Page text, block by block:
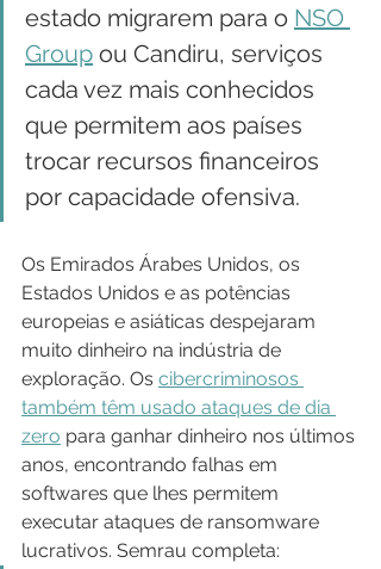
estado migrarem para o NSO
Group ou Candiru, serviços
cada vez mais conhecidos
que permitem aos países
trocar recursos financeiros
por capacidade ofensiva.
Os Emirados Árabes Unidos, os
Estados Unidos e as potências
europeias e asiáticas despejaram
muito dinheiro na indústria de
exploração. Os cibercriminosos
também têm usado ataques de dia
zero para ganhar dinheiro nos últimos
anos, encontrando falhas em
softwares que lhes permitem
executar ataques de ransomware
lucrativos. Semrau completa: